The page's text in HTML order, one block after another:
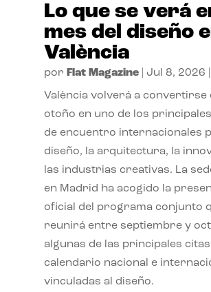
Lo que se verá
mes del diseño
València
por Flat Magazine| Jul 8, 2026
València volverá a convertirse
otoño en uno de los
de encuentro internacionales
diseño, la arquitectura, la
las industrias creativas. La
en Madrid ha acogido la
oficial del programa conjunto
reunirá entre septiembre y
algunas de las principales citas
calendario nacional e
vinculadas al diseño.